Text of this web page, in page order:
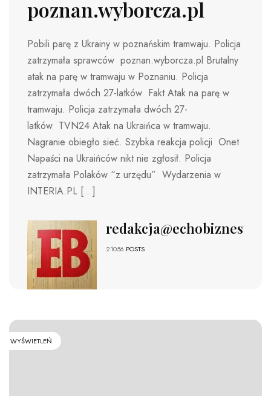
poznan.wyborcza.pl
Pobili parę z Ukrainy w poznańskim tramwaju. Policja
zatrzymała sprawców poznan.wyborcza.pl Brutalny
atak na parę w tramwaju w Poznaniu. Policja
zatrzymała dwóch 27-latków Fakt Atak na parę w
tramwaju. Policja zatrzymała dwóch 27-
latków TVN24 Atak na Ukraińca w tramwaju.
Nagranie obiegło sieć. Szybka reakcja policji Onet
Napaści na Ukraińców nikt nie zgłosił. Policja
zatrzymała Polaków “z urzędu” Wydarzenia w
INTERIA.PL […]
redakcja@echobiznesu.pl
21056 POSTS
WYŚWIETLEŃ